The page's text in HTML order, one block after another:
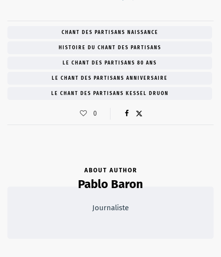
CHANT DES PARTISANS NAISSANCE
HISTOIRE DU CHANT DES PARTISANS
LE CHANT DES PARTISANS 80 ANS
LE CHANT DES PARTISANS ANNIVERSAIRE
LE CHANT DES PARTISANS KESSEL DRUON
0
ABOUT AUTHOR
Pablo Baron
Journaliste